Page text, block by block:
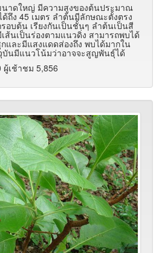
นาดใหญ่ มีความสูงของต้นประมาณ
ด้ถึง 45 เมตร ลำต้นมีลักษณะตั้งตรง
อบต้น เรียงกันเป็นชั้นๆ ลำต้นเป็นสี
ส้นเป็นร่องตามแนวดิ่ง สามารถพบได้
และมีแสงแดดส่องถึง พบได้มากใน
บันมีแนวโน้มว่าอาจจะสูญพันธุ์ได้
ผู้เช้าชม 5,856